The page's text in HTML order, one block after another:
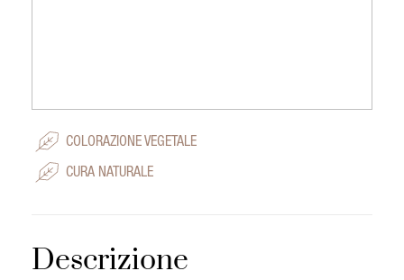
COLORAZIONE VEGETALE
CURA NATURALE
Descrizione